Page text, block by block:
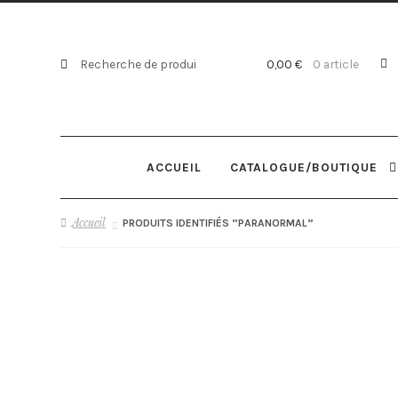
Recherche
0,00€ 0 article
ACCUEIL CATALOGUE/BOUTIQUE
Accueil PRODUITS IDENTIFIÉS “PARANORMAL”